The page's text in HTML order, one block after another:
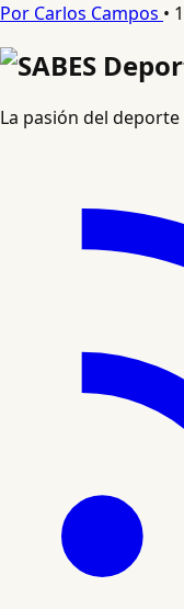
Por Carlos Campos •
La pasión del